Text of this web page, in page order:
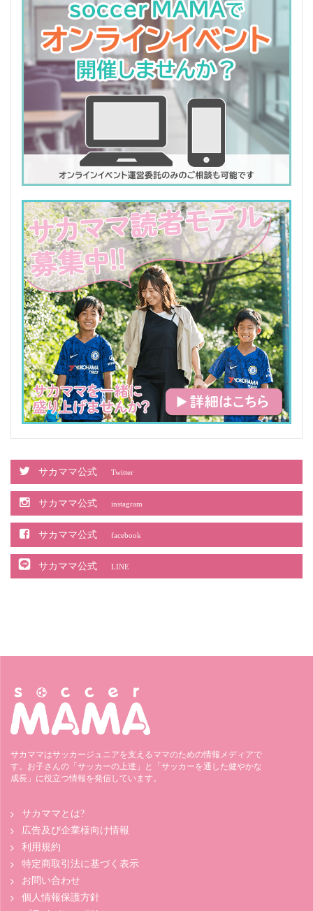
サカママ公式 Twitter
サカママ公式 instagram
サカママ公式 facebook
サカママ公式 LINE
サカママはサッカージュニアを支えるママのための情報メディアで
す。お子さんの「サッカーの上達」と「サッカーを通した健やかな
成長」に役立つ情報を発信しています。
サカママとは?
広告及び企業様向け情報
利用規約
特定商取引法に基づく表示
お問い合わせ
個人情報保護方針